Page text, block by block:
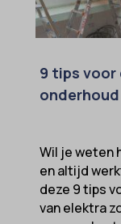
9 tips
Wil je weten
en altijd
deze 9 tips
van elektra